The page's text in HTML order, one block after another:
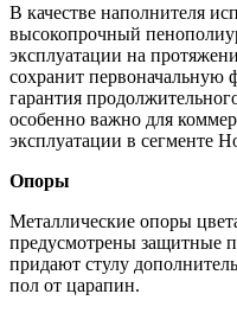
В качестве наполнителя
высокопрочный
эксплуатации на
сохранит первоначальную
гарантия
особенно важно для
эксплуатации в сегменте
Опоры
Металлические опоры
предусмотрены защитные
придают стулу
пол от царапин.